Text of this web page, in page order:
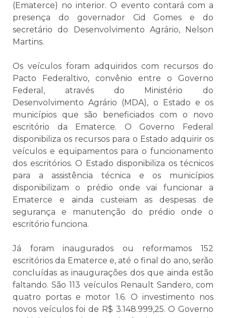
(Ematerce) no interior. O evento contará com a
presença do governador Cid Gomes e do
secretário do Desenvolvimento Agrário, Nelson
Martins.
Os veículos foram adquiridos com recursos do
Pacto Federaltivo, convênio entre o Governo
Federal, através do Ministério do
Desenvolvimento Agrário (MDA), o Estado e os
municípios que são beneficiados com o novo
escritório da Ematerce. O Governo Federal
disponibiliza os recursos para o Estado adquirir os
veículos e equipamentos para o funcionamento
dos escritórios. O Estado disponibiliza os técnicos
para a assistência técnica e os municípios
disponibilizam o prédio onde vai funcionar a
Ematerce e ainda custeiam as despesas de
segurança e manutenção do prédio onde o
escritório funciona.
Já foram inaugurados ou reformamos 152
escritórios da Ematerce e, até o final do ano, serão
concluídas as inaugurações dos que ainda estão
faltando. São 113 veículos Renault Sandero, com
quatro portas e motor 1.6. O investimento nos
novos veículos foi de R$ 3.148.999,25. O Governo